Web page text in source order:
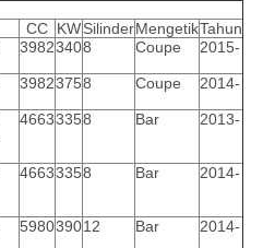
CC KWSilinderMengetikTahun
39823408 Coupe 2015-
39823758 Coupe 2014-
46633358 Bar 2013-
46633358 Bar 2014-
598039012 Bar 2014-